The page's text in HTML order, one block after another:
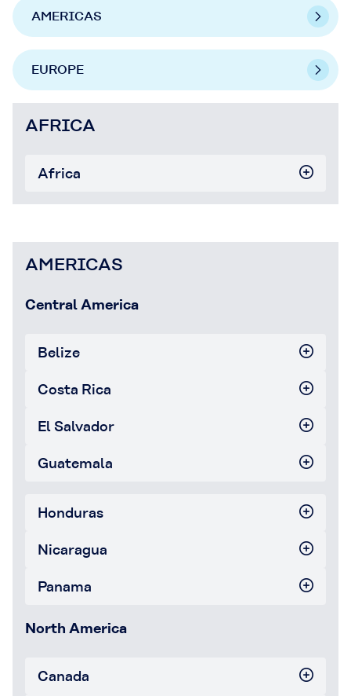
AMERICAS
EUROPE
AFRICA
Africa
AMERICAS
Central America
Belize
Costa Rica
El Salvador
Guatemala
Honduras
Nicaragua
Panama
North America
Canada